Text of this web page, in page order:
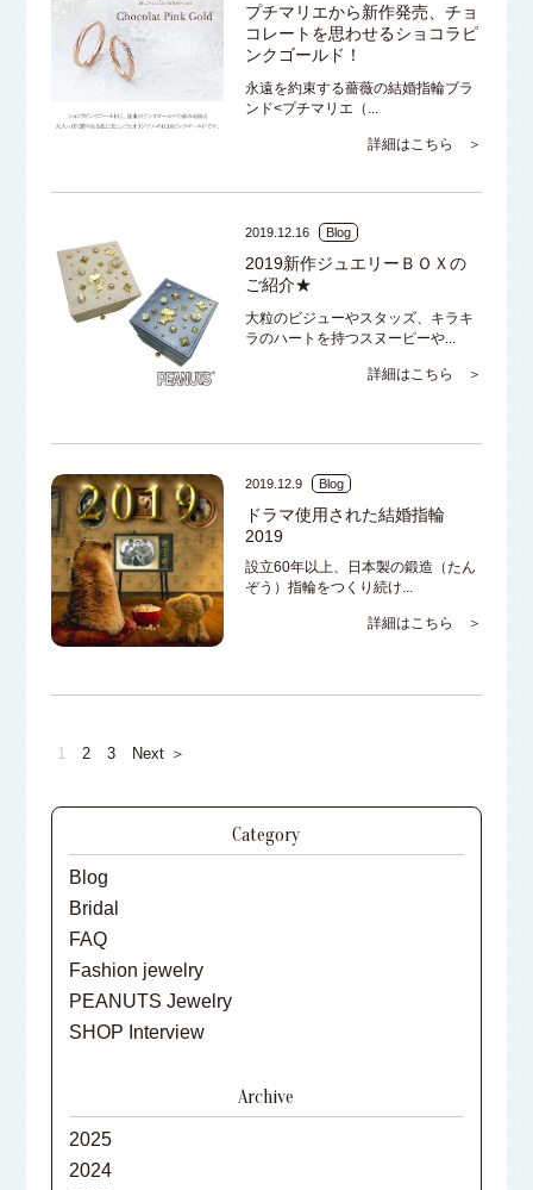
プチマリエから新作発売、チョ
コレートを思わせるショコラピ
ンクゴールド！
永遠を約束する薔薇の結婚指輪ブラ
ンド<プチマリエ（...
詳細はこちら ＞
2019.12.16 Blog
2019新作ジュエリーＢＯＸの
ご紹介★
大粒のビジューやスタッズ、キラキ
ラのハートを持つスヌーピーや...
詳細はこちら ＞
2019.12.9 Blog
ドラマ使用された結婚指輪
2019
設立60年以上、日本製の鍛造（たん
ぞう）指輪をつくり続け...
詳細はこちら ＞
1 2 3 Next ＞
Category
Blog
Bridal
FAQ
Fashion jewelry
PEANUTS Jewelry
SHOP Interview
Archive
2025
2024